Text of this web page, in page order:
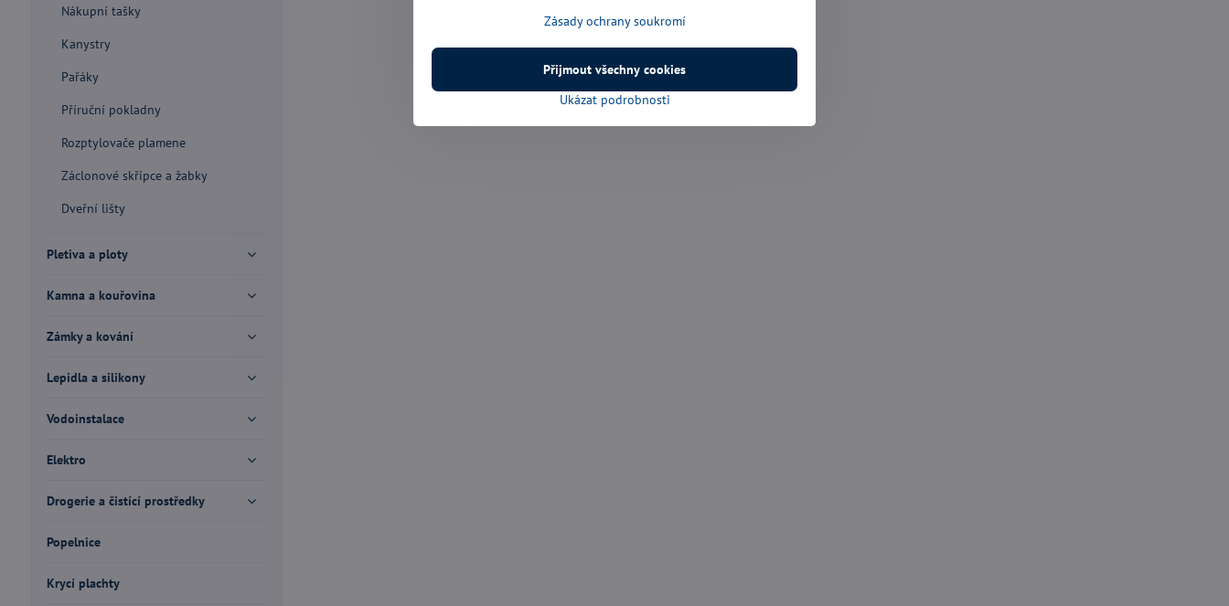
Nákupní tašky
Kanystry
Pařáky
Příruční pokladny
Rozptylovače plamene
Záclonové skřipce a žabky
Dveřní lišty
Pletiva a ploty
Kamna a kouřovina
Zámky a kování
Lepidla a silikony
Vodoinstalace
Elektro
Drogerie a čistící prostředky
Popelnice
Krycí plachty
Zásady ochrany soukromí
Ukázat podrobnosti
Přijmout všechny cookies